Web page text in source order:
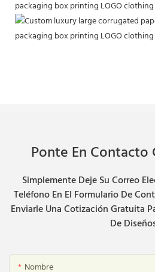
Ponte En Contacto
Simplemente Deje Su Correo
Teléfono En El Formulario De
Enviarle Una Cotización Gratuita
De
Nombre